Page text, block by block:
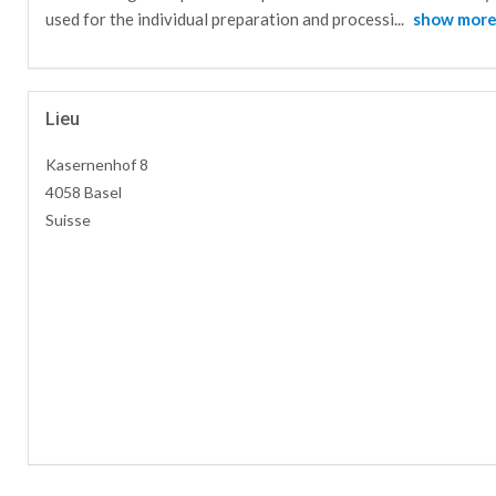
used for the individual preparation and processi... show more
Lieu
Kasernenhof 8
4058 Basel
Suisse